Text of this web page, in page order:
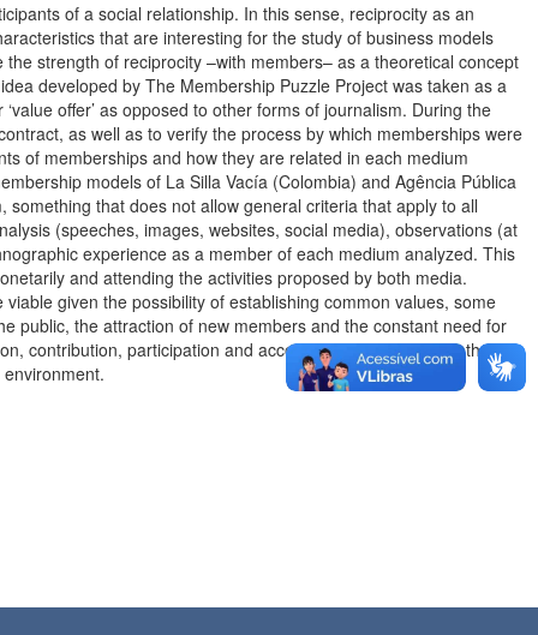
of a social relationship. In this sense, reciprocity as an
that are interesting for the study of business models
strength of reciprocity –with members– as a theoretical concept
developed by The Membership Puzzle Project was taken as a
offer’ as opposed to other forms of journalism. During the
as well as to verify the process by which memberships were
of memberships and how they are related in each medium
models of La Silla Vacía (Colombia) and Agência Pública
that does not allow general criteria that apply to all
(speeches, images, websites, social media), observations (at
experience as a member of each medium analyzed. This
and attending the activities proposed by both media.
given the possibility of establishing common values, some
public, the attraction of new members and the constant need for
contribution, participation and accountability that mediate the